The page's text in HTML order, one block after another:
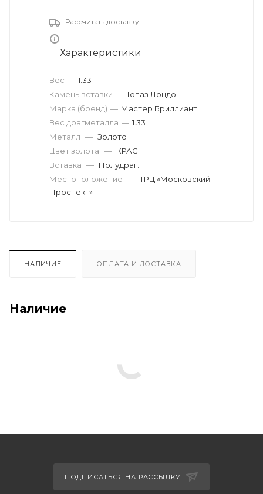
Рассчитать доставку
Характеристики
Вес драгметалла — 1.33
Марка (бренд) — Мастер Бриллиант
Вес — 1.33
Камень вставки — Топаз Лондон
Металл — Золото
Вставка — Полудраг.
Цвет золота — КРАС
Местоположение — ТРЦ «Московский
Проспект»
НАЛИЧИЕ ОПЛАТА И ДОСТАВКА
Наличие
ПОДПИСАТЬСЯ НА РАССЫЛКУ